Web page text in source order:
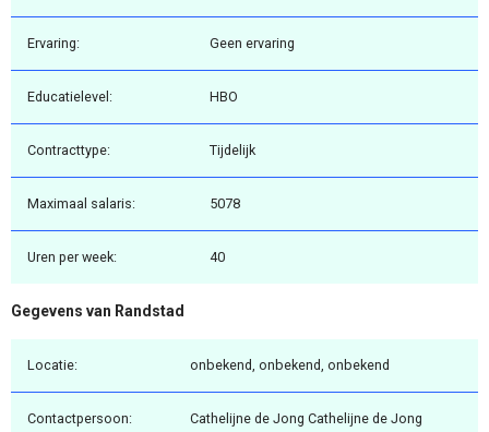
Ervaring: Geen ervaring
Educatielevel: HBO
Contracttype: Tijdelijk
Maximaal salaris: 5078
Uren per week: 40
Gegevens van Randstad
Locatie: onbekend, onbekend, onbekend
Contactpersoon: Cathelijne de Jong Cathelijne de Jong